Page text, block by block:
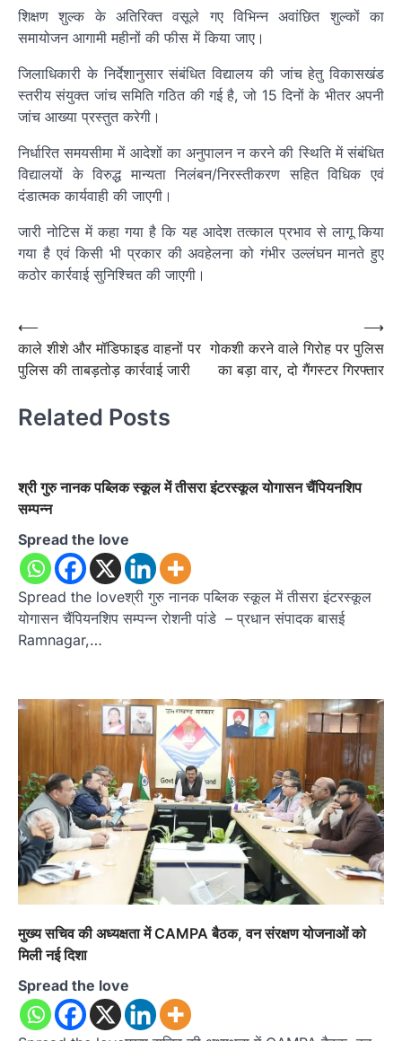
शिक्षण शुल्क के अतिरिक्त वसूले गए विभिन्न अवांछित शुल्कों का
समायोजन आगामी महीनों की फीस में किया जाए।
जिलाधिकारी के निर्देशानुसार संबंधित विद्यालय की जांच हेतु विकासखंड
स्तरीय संयुक्त जांच समिति गठित की गई है, जो 15 दिनों के भीतर अपनी
जांच आख्या प्रस्तुत करेगी।
निर्धारित समयसीमा में आदेशों का अनुपालन न करने की स्थिति में संबंधित
विद्यालयों के विरुद्ध मान्यता निलंबन/निरस्तीकरण सहित विधिक एवं
दंडात्मक कार्यवाही की जाएगी।
जारी नोटिस में कहा गया है कि यह आदेश तत्काल प्रभाव से लागू किया
गया है एवं किसी भी प्रकार की अवहेलना को गंभीर उल्लंघन मानते हुए
कठोर कार्रवाई सुनिश्चित की जाएगी।
Post
navigation
⟵
काले शीशे और मॉडिफाइड वाहनों पर
पुलिस की ताबड़तोड़ कार्रवाई जारी
गोकशी करने वाले गिरोह पर पुलिस
का बड़ा वार, दो गैंगस्टर गिरफ्तार
⟶
Related Posts
श्री गुरु नानक पब्लिक स्कूल में तीसरा इंटरस्कूल योगासन चैंपियनशिप
सम्पन्न
Spread the love
Spread the loveश्री गुरु नानक पब्लिक स्कूल में तीसरा इंटरस्कूल
योगासन चैंपियनशिप सम्पन्न रोशनी पांडे – प्रधान संपादक बासई
Ramnagar,…
मुख्य सचिव की अध्यक्षता में CAMPA बैठक, वन संरक्षण योजनाओं को
मिली नई दिशा
Spread the love